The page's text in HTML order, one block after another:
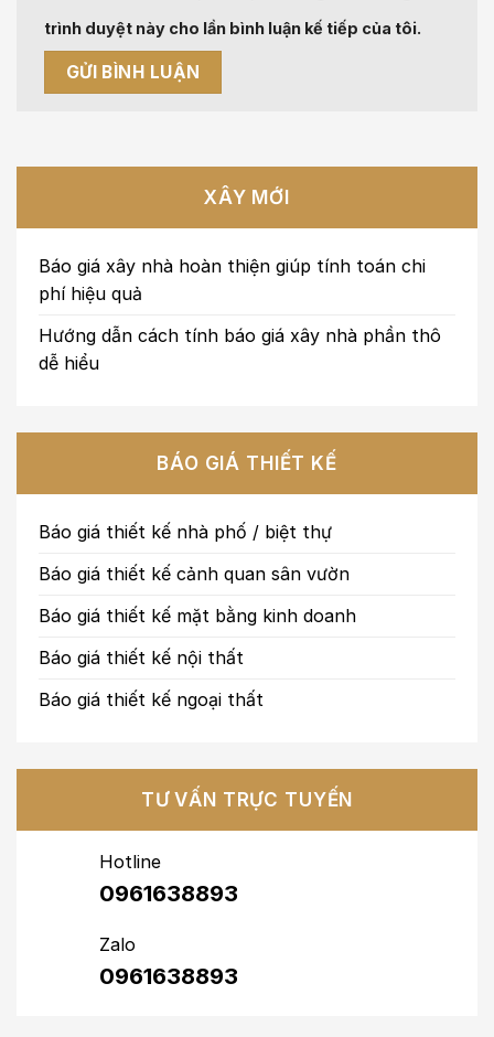
trình duyệt này cho lần bình luận kế tiếp của tôi.
XÂY MỚI
Báo giá xây nhà hoàn thiện giúp tính toán chi
phí hiệu quả
Hướng dẫn cách tính báo giá xây nhà phần thô
dễ hiểu
BÁO GIÁ THIẾT KẾ
Báo giá thiết kế nhà phố / biệt thự
Báo giá thiết kế cảnh quan sân vườn
Báo giá thiết kế mặt bằng kinh doanh
Báo giá thiết kế nội thất
Báo giá thiết kế ngoại thất
TƯ VẤN TRỰC TUYẾN
Hotline
0961638893
Zalo
0961638893